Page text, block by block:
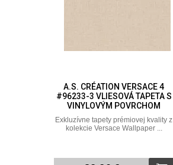
A.S. CRÉATION VERSACE 4
#96233-3 VLIESOVÁ TAPETA S
VINYLOVÝM POVRCHOM
Exkluzívne tapety prémiovej kvality z
kolekcie Versace Wallpaper ...